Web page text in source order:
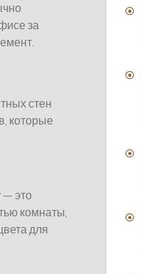
за
стен
которые
— это
комнаты,
для